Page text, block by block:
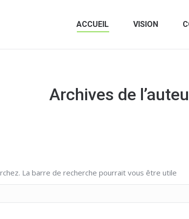
ACCUEIL VISION
Archives de
La barre de recherche pourrait vous être utile
ACCUEIL VISION